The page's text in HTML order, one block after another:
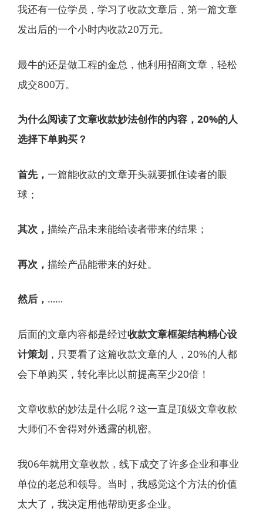
我还有一位学员，学习了收款文章后，第一篇文章
发出后的一个小时内收款20万元。
最牛的还是做工程的金总，他利用招商文章，轻松
成交800万。
为什么阅读了文章收款妙法创作的内容，20%的人
选择下单购买？
首先， 一篇能收款的文章开头就要抓住读者的眼
球；
其次， 描绘产品未来能给读者带来的结果；
再次， 描绘产品能带来的好处。
然后， ……
后面的文章内容都是经过收款文章框架结构精心设
计策划 ，只要看了这篇收款文章的人，20%的人都
会下单购买，转化率比以前提高至少20倍！
文章收款的妙法是什么呢？这一直是顶级文章收款
大师们不舍得对外透露的机密。
我06年就用文章收款，线下成交了许多企业和事业
单位的老总和领导。当时，我感觉这个方法的价值
太大了，我决定用他帮助更多企业。